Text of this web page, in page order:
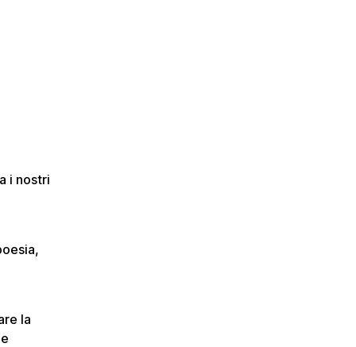
i nostri
la